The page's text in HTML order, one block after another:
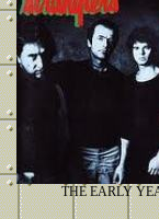
THE EARLY